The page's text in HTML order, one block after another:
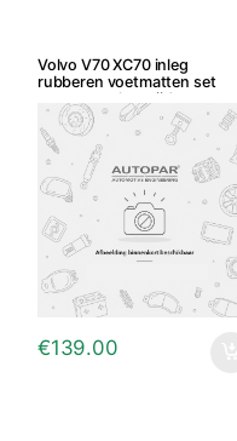
Volvo V70 XC70 inleg
rubberen voetmatten set
voor- en achterzijde
€139.00